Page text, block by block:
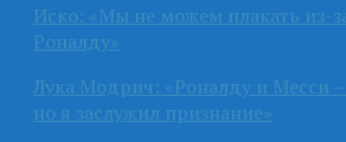
Иско: «Мы не можем плакать из-
Роналду»
Лука Модрич: «Роналду и Месси
но я заслужил признание»